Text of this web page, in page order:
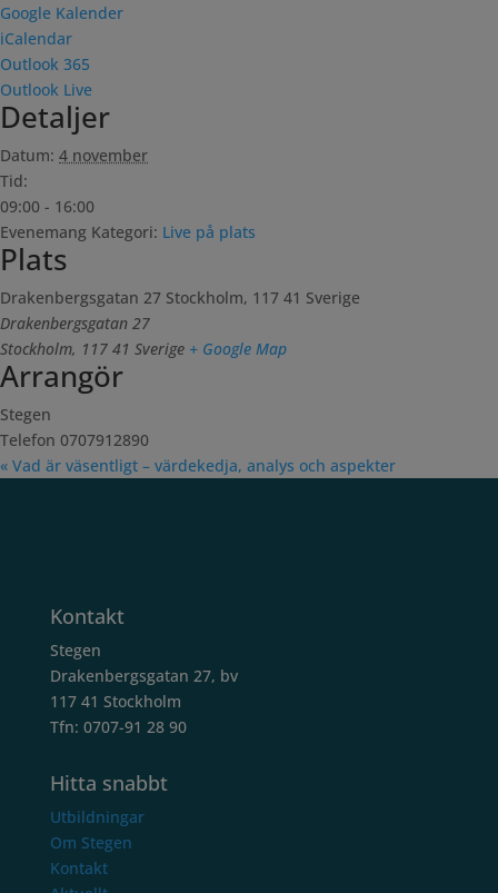
Google Kalender
iCalendar
Outlook 365
Outlook Live
Detaljer
Datum: 4 november
Tid:
09:00 - 16:00
Evenemang Kategori: Live på plats
Plats
Drakenbergsgatan 27 Stockholm, 117 41 Sverige
Drakenbergsgatan 27
Stockholm, 117 41 Sverige + Google Map
Arrangör
Stegen
Telefon 0707912890
« Vad är väsentligt – värdekedja, analys och aspekter
Kontakt
Stegen
Drakenbergsgatan 27, bv
117 41 Stockholm
Tfn: 0707-91 28 90
Hitta snabbt
Utbildningar
Om Stegen
Kontakt